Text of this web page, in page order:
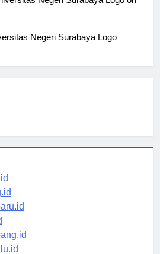
Negeri Surabaya Logo on
Negeri Surabaya Logo